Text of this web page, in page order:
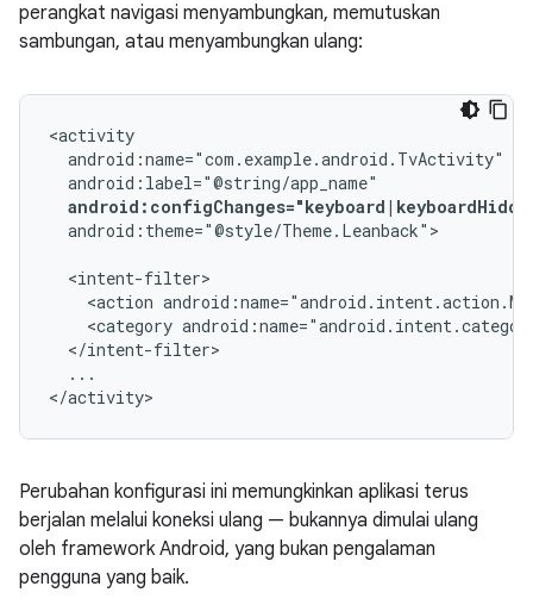
perangkat navigasi menyambungkan, memutuskan
sambungan, atau menyambungkan ulang:
android:theme="@style/Theme.Leanback">
<action
<category
...
</activity>
Perubahan konfigurasi ini memungkinkan aplikasi terus
berjalan melalui koneksi ulang — bukannya dimulai ulang
oleh framework Android, yang bukan pengalaman
pengguna yang baik.